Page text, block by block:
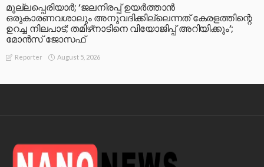
മുല്ലപ്പെരിയാര്‍; ‘ജലനിരപ്പ് ഉയര്‍ത്താന്‍
ഒരുകാരണവശാലും അനുവദിക്കില്ലെന്നത് കേരളത്തിന്റെ
ഉറച്ച നിലപാട്; തമിഴ്‌നാടിനെ വിയോജിപ്പ് അറിയിക്കും’;
മോന്‍സ് ജോസഫ്
Reporter August 5, 2026